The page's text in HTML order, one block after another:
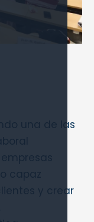
una de las
capaz
y crear